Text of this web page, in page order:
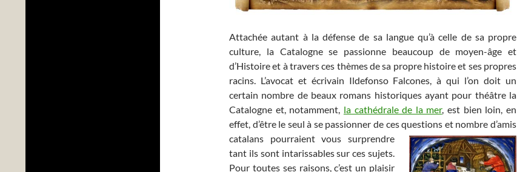
Attachée autant à la défense de sa langue qu’à celle de sa propre
culture, la Catalogne se passionne beaucoup de moyen-âge et
d’Histoire et à travers ces thèmes de sa propre histoire et ses propres
racins. L’avocat et écrivain Ildefonso Falcones, à qui l’on doit un
certain nombre de beaux romans historiques ayant pour théâtre la
Catalogne et, notamment, la cathédrale de la mer, est bien loin, en
effet, d’être le seul à se passionner de ces questions et nombre d’amis
catalans pourraient vous surprendre
tant ils sont intarissables sur ces sujets.
Pour toutes ses raisons, c’est un plaisir